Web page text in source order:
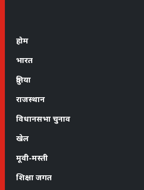
होम
भारत
दुनिया
राजस्थान
विधानसभा चुनाव
खेल
मूवी-मस्ती
शिक्षा जगत